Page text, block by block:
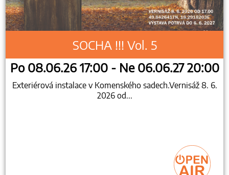
SOCHA !!! Vol. 5
Po 08.06.26 17:00 - Ne 06.06.27 20:00
Exteriérová instalace v Komenského sadech.Vernisáž 8. 6.
2026 od...